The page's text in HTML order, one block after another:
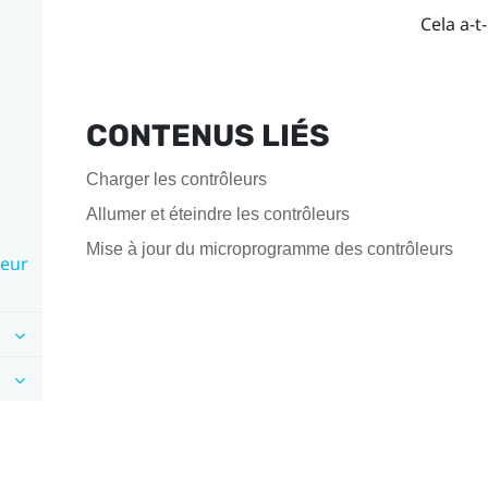
Cela a-
CONTENUS LIÉS
Charger les contrôleurs
Allumer et éteindre les contrôleurs
Mise à jour du microprogramme des contrôleurs